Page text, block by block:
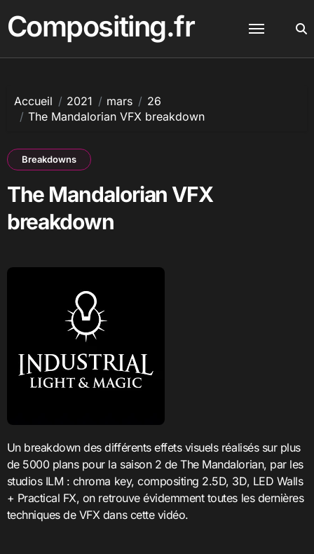
au
contenu
Compositing.fr
Accueil 2021 mars
26
The Mandalorian VFX breakdown
Breakdowns
The Mandalorian VFX
breakdown
Un breakdown des différents effets visuels réalisés sur plus
de 5000 plans pour la saison 2 de The Mandalorian, par les
studios ILM : chroma key, compositing 2.5D, 3D, LED Walls
+ Practical FX, on retrouve évidemment toutes les dernières
techniques de VFX dans cette vidéo.